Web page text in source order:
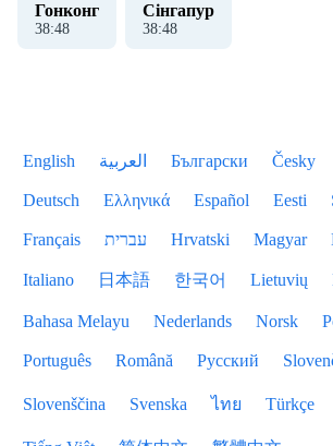
Гонконг
38:48
Сінгапур
38:48
English العربية Български Česky
Deutsch Ελληνικά Español Eesti
Français עברית Hrvatski Magyar
Italiano 日本語 한국어 Lietuvių
Bahasa Melayu Nederlands Norsk
Português Română Русский
Slovenščina Svenska ไทย Türkçe